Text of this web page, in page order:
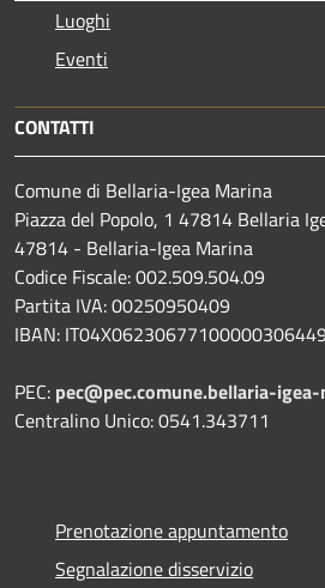
Luoghi
Eventi
CONTATTI
Comune di Bellaria-Igea Marina
Piazza del Popolo, 1 47814 Bellaria
47814 - Bellaria-Igea Marina
Codice Fiscale: 002.509.504.09
Partita IVA: 00250950409
IBAN:
PEC: pec@pec.comune.bellaria-
Centralino Unico: 0541.343711
Prenotazione appuntamento
Segnalazione disservizio